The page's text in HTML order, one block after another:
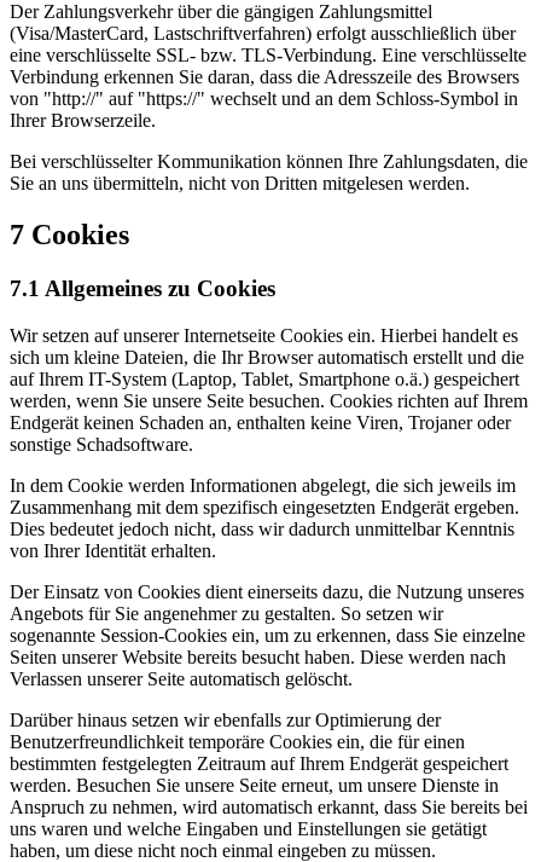
Der Zahlungsverkehr über die gängigen Zahlungsmittel
(Visa/MasterCard, Lastschriftverfahren) erfolgt ausschließlich über
eine verschlüsselte SSL- bzw. TLS-Verbindung. Eine verschlüsselte
Verbindung erkennen Sie daran, dass die Adresszeile des Browsers
von "http://" auf "https://" wechselt und an dem Schloss-Symbol in
Ihrer Browserzeile.
Bei verschlüsselter Kommunikation können Ihre Zahlungsdaten, die
Sie an uns übermitteln, nicht von Dritten mitgelesen werden.
7 Cookies
7.1 Allgemeines zu Cookies
Wir setzen auf unserer Internetseite Cookies ein. Hierbei handelt es
sich um kleine Dateien, die Ihr Browser automatisch erstellt und die
auf Ihrem IT-System (Laptop, Tablet, Smartphone o.ä.) gespeichert
werden, wenn Sie unsere Seite besuchen. Cookies richten auf Ihrem
Endgerät keinen Schaden an, enthalten keine Viren, Trojaner oder
sonstige Schadsoftware.
In dem Cookie werden Informationen abgelegt, die sich jeweils im
Zusammenhang mit dem spezifisch eingesetzten Endgerät ergeben.
Dies bedeutet jedoch nicht, dass wir dadurch unmittelbar Kenntnis
von Ihrer Identität erhalten.
Der Einsatz von Cookies dient einerseits dazu, die Nutzung unseres
Angebots für Sie angenehmer zu gestalten. So setzen wir
sogenannte Session-Cookies ein, um zu erkennen, dass Sie einzelne
Seiten unserer Website bereits besucht haben. Diese werden nach
Verlassen unserer Seite automatisch gelöscht.
Darüber hinaus setzen wir ebenfalls zur Optimierung der
Benutzerfreundlichkeit temporäre Cookies ein, die für einen
bestimmten festgelegten Zeitraum auf Ihrem Endgerät gespeichert
werden. Besuchen Sie unsere Seite erneut, um unsere Dienste in
Anspruch zu nehmen, wird automatisch erkannt, dass Sie bereits bei
uns waren und welche Eingaben und Einstellungen sie getätigt
haben, um diese nicht noch einmal eingeben zu müssen.